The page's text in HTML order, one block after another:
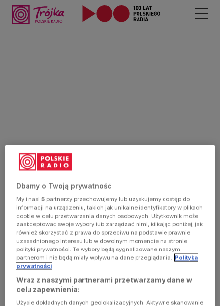
Dbamy o Twoją prywatność
My i nasi5 partnerzy przechowujemy lub uzyskujemy dostęp do
informacji na urządzeniu, takich jak unikalne identyfikatory w plikach
cookie w celu przetwarzania danych osobowych. Użytkownik może
zaakceptować swoje wybory lub zarządzać nimi, klikając poniżej, jak
również skorzystać z prawa do sprzeciwu na podstawie prawnie
uzasadnionego interesu lub w dowolnym momencie na stronie
polityki prywatności. Te wybory będą sygnalizowane naszym
partnerom i nie będą miały wpływu na dane przeglądania. Polityka
prywatności
Wraz z naszymi partnerami przetwarzamy dane w
celu zapewnienia:
Użycie dokładnych danych geolokalizacyjnych. Aktywne skanowanie